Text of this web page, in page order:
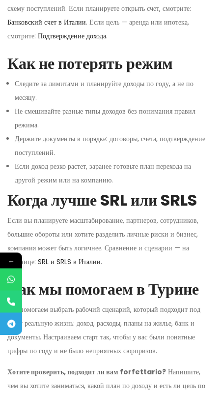
схему поступлений. Если планируете открыть счет, смотрите:
Банковский счет в Италии. Если цель — аренда или ипотека,
смотрите: Подтверждение дохода.
Как не потерять режим
Следите за лимитами и планируйте доходы по году, а не по
месяцу.
Не смешивайте разные типы доходов без понимания правил
режима.
Держите документы в порядке: договоры, счета, подтверждение
поступлений.
Если доход резко растет, заранее готовьте план перехода на
другой режим или на компанию.
Когда лучше SRL или SRLS
Если вы планируете масштабирование, партнеров, сотрудников,
большие обороты или хотите разделить личные риски и бизнес,
компания может быть логичнее. Сравнение и сценарии — на
странице: SRL и SRLS в Италии.
Как мы помогаем в Турине
Мы помогаем выбрать рабочий сценарий, который подходит под
вашу реальную жизнь: доход, расходы, планы на жилье, банк и
документы. Настраиваем старт так, чтобы у вас были понятные
цифры по году и не было неприятных сюрпризов.
Хотите проверить, подходит ли вам forfettario? Напишите,
чем вы хотите заниматься, какой план по доходу и есть ли цель по
←